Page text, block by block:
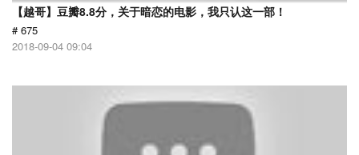
【越哥】豆瓣8.8分，关于暗恋的电影，我只认这一部！
# 675
2018-09-04 09:04